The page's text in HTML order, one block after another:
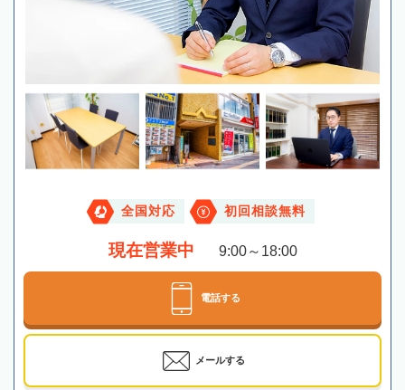
全国対応 初回相談無料
現在営業中 9:00～18:00
電話する
メールする